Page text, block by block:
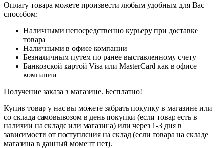
Оплату товара можете произвести любым удобным для Вас
способом:
Наличными непосредственно курьеру при доставке
товара
Наличными в офисе компании
Безналичным путем по ранее выставленному счету
Банковской картой Visa или MasterCard как в офисе
компании
Получение заказа в магазине. Бесплатно!
Купив товар у нас вы можете забрать покупку в магазине или
со склада самовывозом в день покупки (если товар есть в
наличии на складе или магазина) или через 1-3 дня в
зависимости от поступления на склад (если товара на складе
магазина в данный момент нет).